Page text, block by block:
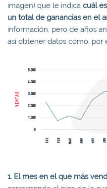
imagen) que le indica cuál
un total de ganancias en el
información, pero de años
así obtener datos como, por
1. El mes en el que más